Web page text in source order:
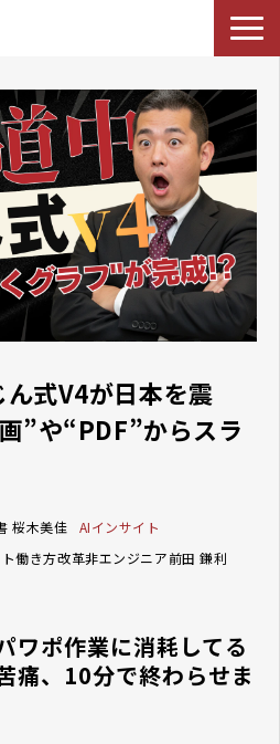
ーブルメント
ばれる理由
導入事例
セミナー
・プラン
ブログ
ん式V4が日本を震
”や“PDF”からスラ
桜木美佳
AIインサイト
働き方改革非エンジニア前田 鎌利
ワポ作業に消耗してる
痛、10分で終わらせま